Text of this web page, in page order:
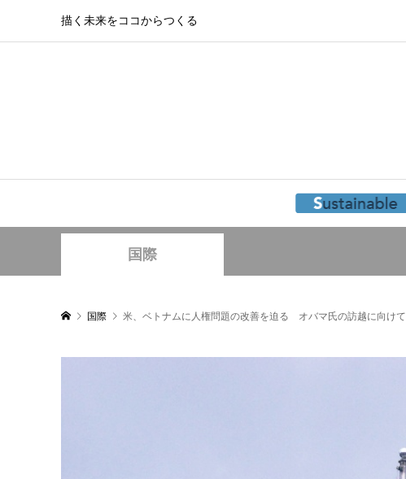
描く未来をココからつくる
国際
国際 米、ベトナムに人権問題の改善を迫る オバマ氏の訪越に向けて